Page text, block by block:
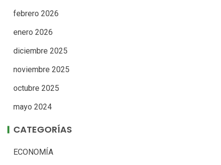
febrero 2026
enero 2026
diciembre 2025
noviembre 2025
octubre 2025
mayo 2024
CATEGORÍAS
ECONOMÍA